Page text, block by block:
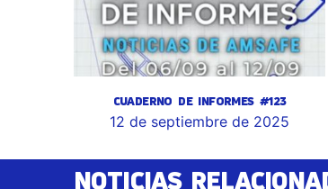
CUADERNO DE INFORMES #123
12 de septiembre de 2025
NOTICIAS